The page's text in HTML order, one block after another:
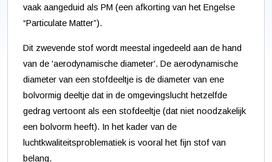
vaak aangeduid als PM (een afkorting van het Engelse
“Particulate Matter”).
Dit zwevende stof wordt meestal ingedeeld aan de hand
van de 'aerodynamische diameter'. De aerodynamische
diameter van een stofdeeltje is de diameter van ene
bolvormig deeltje dat in de omgevingslucht hetzelfde
gedrag vertoont als een stofdeeltje (dat niet noodzakelijk
een bolvorm heeft). In het kader van de
luchtkwaliteitsproblematiek is vooral het fijn stof van
belang.